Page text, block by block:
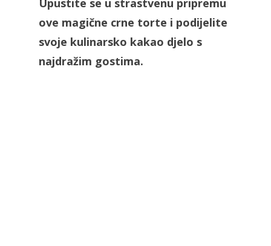
Upustite se u strastvenu pripremu
ove magične crne torte i podijelite
svoje kulinarsko kakao djelo s
najdražim gostima.